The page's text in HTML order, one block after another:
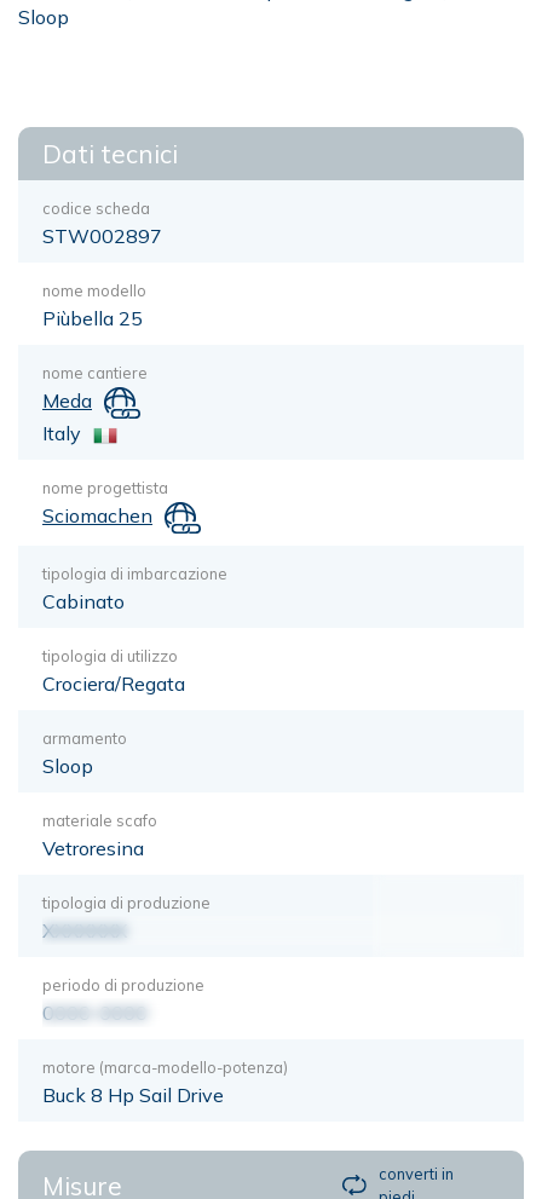
Sloop
Dati tecnici
codice scheda
STW002897
nome modello
Piùbella 25
nome cantiere
Meda
Italy
nome progettista
Sciomachen
tipologia di imbarcazione
Cabinato
tipologia di utilizzo
Crociera/Regata
armamento
Sloop
materiale scafo
Vetroresina
tipologia di produzione
XXXXXXX
periodo di produzione
0000-0000
motore (marca-modello-potenza)
Buck 8 Hp Sail Drive
Misure
converti in